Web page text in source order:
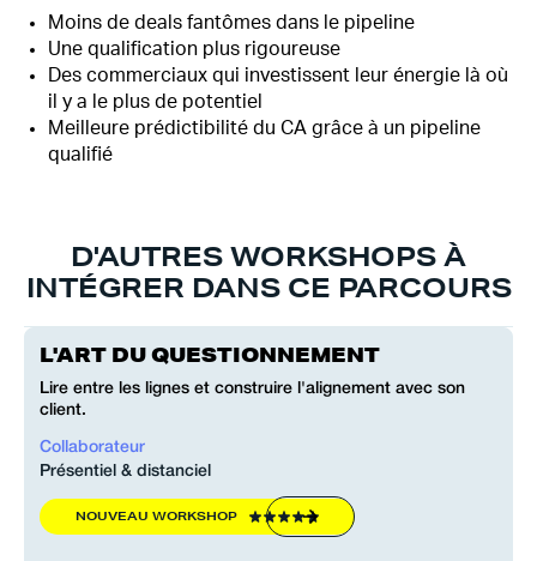
Moins de deals fantômes dans le pipeline
Une qualification plus rigoureuse
Des commerciaux qui investissent leur énergie là où
il y a le plus de potentiel
Meilleure prédictibilité du CA grâce à un pipeline
qualifié
D'AUTRES WORKSHOPS À
INTÉGRER DANS CE PARCOURS
L'ART DU QUESTIONNEMENT
Lire entre les lignes et construire l'alignement avec son
client.
Collaborateur
Présentiel & distanciel
NOUVEAU WORKSHOP